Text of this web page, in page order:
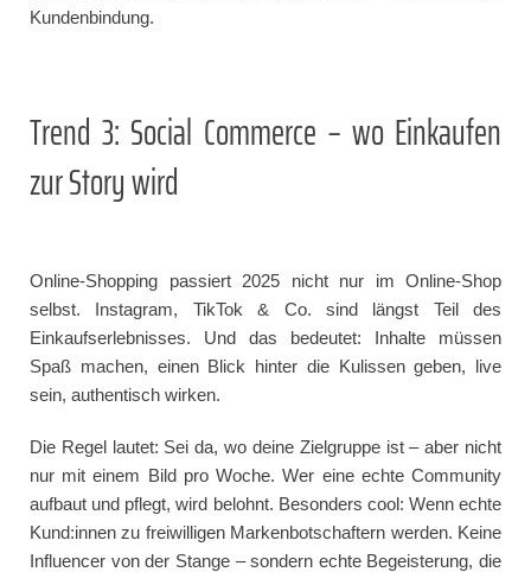
Kundenbindung.
Trend 3: Social Commerce – wo Einkaufen
zur Story wird
Online-Shopping passiert 2025 nicht nur im Online-Shop
selbst. Instagram, TikTok & Co. sind längst Teil des
Einkaufserlebnisses. Und das bedeutet: Inhalte müssen
Spaß machen, einen Blick hinter die Kulissen geben, live
sein, authentisch wirken.
Die Regel lautet: Sei da, wo deine Zielgruppe ist – aber nicht
nur mit einem Bild pro Woche. Wer eine echte Community
aufbaut und pflegt, wird belohnt. Besonders cool: Wenn echte
Kund:innen zu freiwilligen Markenbotschaftern werden. Keine
Influencer von der Stange – sondern echte Begeisterung, die